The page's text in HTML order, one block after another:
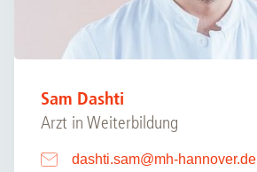
Sam Dashti
Arzt in Weiterbildung
dashti.sam@mh-hannover.de